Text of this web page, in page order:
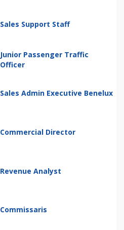
Sales Support Staff
Junior Passenger Traffic
Officer
Sales Admin Executive Benelux
Commercial Director
Revenue Analyst
Commissaris